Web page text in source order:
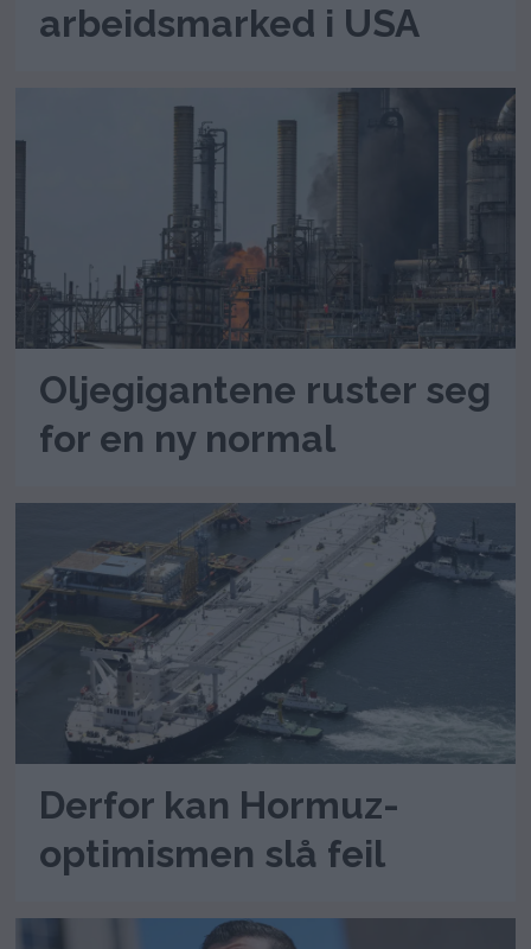
arbeidsmarked i USA
Oljegigantene ruster seg
for en ny normal
Derfor kan Hormuz-
optimismen slå feil